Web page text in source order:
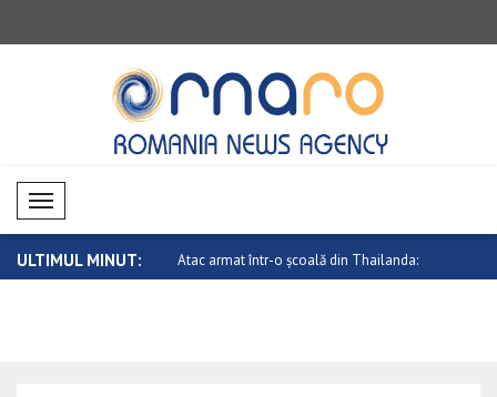
Mobil Menü
ULTIMUL MINUT:
în relațiile dintre Canada .. Atac armat într-o școală din Thailanda: